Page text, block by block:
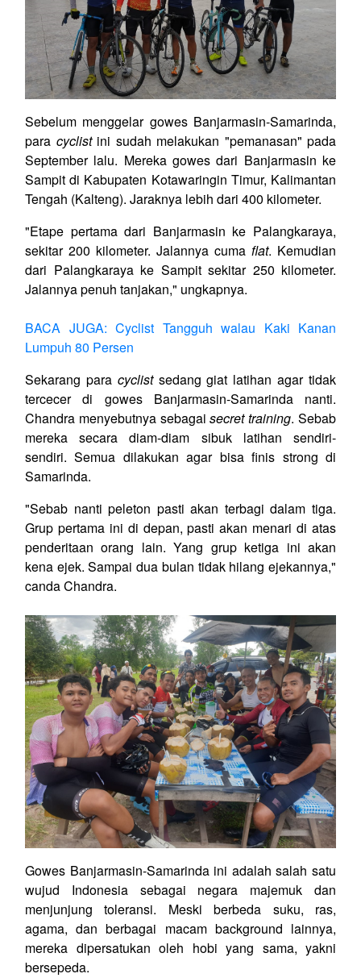
Sebelum menggelar gowes Banjarmasin-Samarinda,
para cyclistini sudah melakukan "pemanasan" pada
September lalu. Mereka gowes dari Banjarmasin ke
Sampit di Kabupaten Kotawaringin Timur, Kalimantan
Tengah (Kalteng). Jaraknya lebih dari 400 kilometer.
"Etape pertama dari Banjarmasin ke Palangkaraya,
sekitar 200 kilometer. Jalannya cuma flat. Kemudian
dari Palangkaraya ke Sampit sekitar 250 kilometer.
Jalannya penuh tanjakan," ungkapnya.
BACA JUGA: Cyclist Tangguh walau Kaki Kanan
Lumpuh 80 Persen
Sekarang para cyclistsedang giat latihan agar tidak
tercecer di gowes Banjarmasin-Samarinda nanti.
Chandra menyebutnya sebagaisecret training. Sebab
mereka secara diam-diam sibuk latihan sendiri-
sendiri. Semua dilakukan agar bisa finis strong di
Samarinda.
"Sebab nanti peleton pasti akan terbagi dalam tiga.
Grup pertama ini di depan, pasti akan menari di atas
penderitaan orang lain. Yang grup ketiga ini akan
kena ejek. Sampai dua bulan tidak hilang ejekannya,"
canda Chandra.
Gowes Banjarmasin-Samarinda ini adalah salah satu
wujud Indonesia sebagai negara majemuk dan
menjunjung toleransi. Meski berbeda suku, ras,
agama, dan berbagai macam background lainnya,
mereka dipersatukan oleh hobi yang sama, yakni
bersepeda.